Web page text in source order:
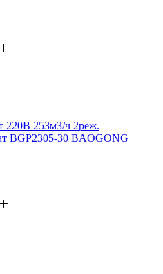
220В 253м3/ч 2реж.
BGP2305-30 BAOGONG